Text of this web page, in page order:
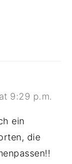
9:29 p.m.
ein
die